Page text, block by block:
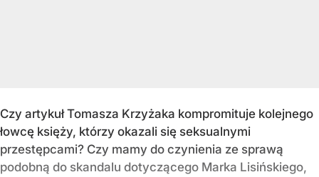
Czy artykuł Tomasza Krzyżaka kompromituje kolejnego
łowcę księży, którzy okazali się seksualnymi
przestępcami? Czy mamy do czynienia ze sprawą
podobną do skandalu dotyczącego Marka Lisińskiego,